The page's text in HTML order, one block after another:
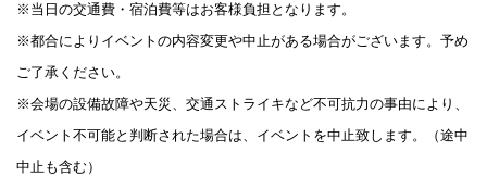
※当日の交通費・宿泊費等はお客様負担となります。
※都合によりイベントの内容変更や中止がある場合がございます。予め
ご了承ください。
※会場の設備故障や天災、交通ストライキなど不可抗力の事由により、
イベント不可能と判断された場合は、イベントを中止致します。（途中
中止も含む）